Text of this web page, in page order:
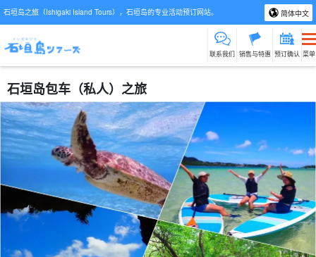
石垣岛之旅（Ishigaki Island Tours），石垣岛的专业活动预订网站。 简体中文
联系我们 销售与特惠 预订确认 菜单
石垣岛包车（私人）之旅